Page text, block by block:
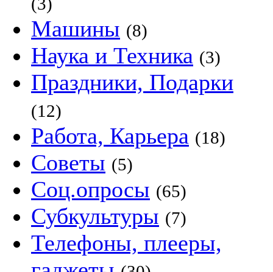
Машины (8)
Наука и Техника (3)
Праздники, Подарки
(12)
Работа, Карьера (18)
Советы (5)
Соц.опросы (65)
Субкультуры (7)
Телефоны, плееры,